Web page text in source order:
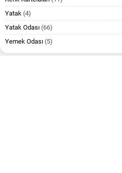
Yatak (4)
Yatak Odası (66)
Yemek Odası (5)